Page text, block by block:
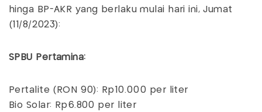
hinga BP-AKR yang berlaku mulai hari ini, Jumat
(11/8/2023):
SPBU Pertamina:
Pertalite (RON 90): Rp10.000 per liter
Bio Solar: Rp6.800 per liter